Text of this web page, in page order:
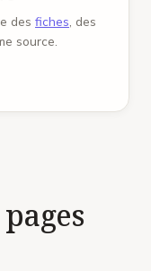
des fiches, des
source.